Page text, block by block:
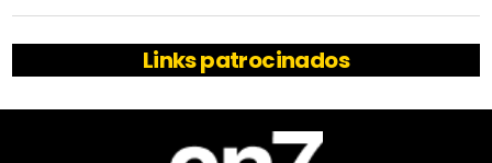
Links patrocinados